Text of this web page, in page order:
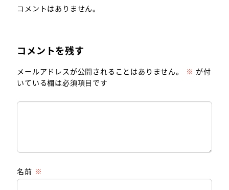
コメントはありません。
コメントを残す
メールアドレスが公開されることはありません。 ※ が付
いている欄は必須項目です
名前 ※